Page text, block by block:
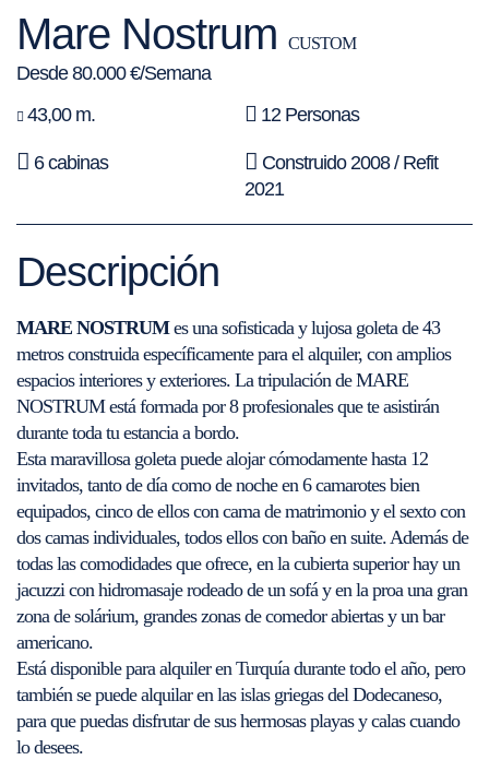
Mare Nostrum CUSTOM
Desde 80.000 €/Semana
43,00 m.
12 Personas
6 cabinas
Construido 2008 / Refit
2021
Descripción
MARE NOSTRUMes una sofisticada y lujosa goleta de 43
metros construida específicamente para el alquiler, con amplios
espacios interiores y exteriores. La tripulación de MARE
NOSTRUM está formada por 8 profesionales que te asistirán
durante toda tu estancia a bordo.
Esta maravillosa goleta puede alojar cómodamente hasta 12
invitados, tanto de día como de noche en 6 camarotes bien
equipados, cinco de ellos con cama de matrimonio y el sexto con
dos camas individuales, todos ellos con baño en suite. Además de
todas las comodidades que ofrece, en la cubierta superior hay un
jacuzzi con hidromasaje rodeado de un sofá y en la proa una gran
zona de solárium, grandes zonas de comedor abiertas y un bar
americano.
Está disponible para alquiler en Turquía durante todo el año, pero
también se puede alquilar en las islas griegas del Dodecaneso,
para que puedas disfrutar de sus hermosas playas y calas cuando
lo desees.